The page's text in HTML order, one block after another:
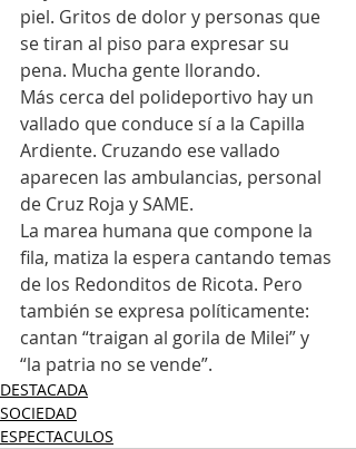
piel. Gritos de dolor y personas que
se tiran al piso para expresar su
pena. Mucha gente llorando.
Más cerca del polideportivo hay un
vallado que conduce sí a la Capilla
Ardiente. Cruzando ese vallado
aparecen las ambulancias, personal
de Cruz Roja y SAME.
La marea humana que compone la
fila, matiza la espera cantando temas
de los Redonditos de Ricota. Pero
también se expresa políticamente:
cantan “traigan al gorila de Milei” y
“la patria no se vende”.
DESTACADA
SOCIEDAD
ESPECTACULOS